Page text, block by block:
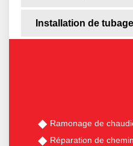
Installation de
Ramonage de
Réparation de